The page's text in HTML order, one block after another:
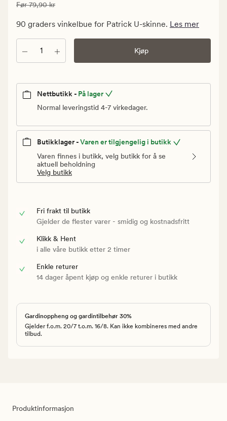
55,93
kr.
Vanlig pris 79,90 kr
Før79,90 kr
90 graders vinkelbue for Patrick U-skinne. Les mer
Antall Kjøp
Nettbutikk - På lager
Normal leveringstid 4-7 virkedager.
Butikklager -Varen er tilgjengelig i butikk
Varen finnes i butikk, velg butikk for å se
aktuell beholdning
Velg butikk
Fri frakt til butikk
Gjelder de flester varer - smidig og kostnadsfritt
Klikk & Hent
i alle våre butikk etter 2 timer
Enkle returer
14 dager åpent kjøp og enkle returer i butikk
Gardinoppheng og gardintilbehør 30%
Gjelder f.o.m. 20/7 t.o.m. 16/8. Kan ikke kombineres med andre
tilbud.
Produktinformasjon